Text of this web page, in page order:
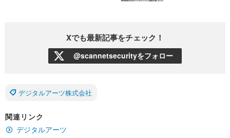
Xでも最新記事をチェック！
@scannetsecurityをフォロー
デジタルアーツ株式会社
関連リンク
デジタルアーツ